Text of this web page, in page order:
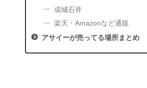
成城石井
楽天・Amazonなど通販
アサイーが売ってる場所まとめ